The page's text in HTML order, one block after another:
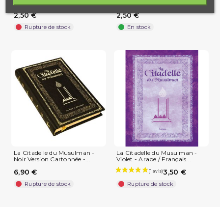
2,50 €
Rupture de stock
2,50 €
En stock
La Citadelle du Musulman -
Noir Version Cartonnée -...
6,90 €
Rupture de stock
La Citadelle du Musulman -
Violet - Arabe / Français...
3,50 €
Rupture de stock